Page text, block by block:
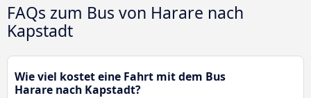
FAQs zum Bus von Harare nach
Kapstadt
Wie viel kostet eine Fahrt mit dem Bus
Harare nach Kapstadt?